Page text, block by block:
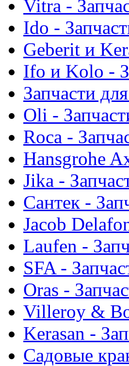
Vitra -
Ido -
Geberit и
Ifo и Kolo -
Запчасти
Oli -
Roca -
Hansgrohe
Jika -
Сантек -
Jacob
Laufen -
SFA -
Oras -
Villeroy &
Kerasan -
Садовые